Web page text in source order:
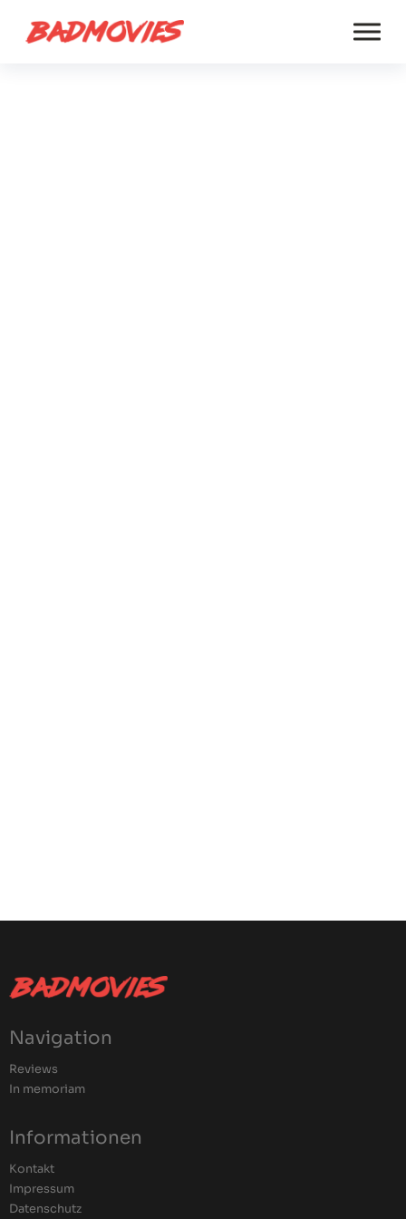
Navigation
Reviews
In memoriam
Informationen
Kontakt
Impressum
Datenschutz